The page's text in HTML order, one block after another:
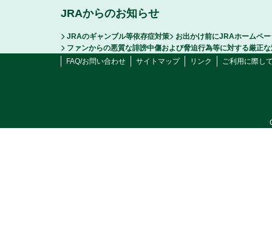
JRAからのお知らせ
JRAのギャンブル等依存症対策
お出かけ前にJRAホームペ
ファンからの悪質な誹謗中傷および脅迫行為等に対する厳正
FAQ/お問い合わせ
サイトマップ リンク ご利用に際し